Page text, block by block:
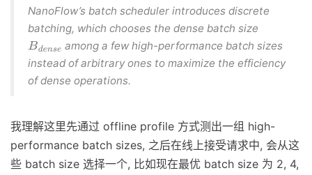
NanoFlow’s batch scheduler introduces discrete
batching, which chooses the dense batch size
Bdenseamong a few high-performance batch sizes
instead of arbitrary ones to maximize the efficiency
of dense operations.
我理解这里先通过 offline profile 方式测出一组 high-
performance batch sizes, 之后在线上接受请求中, 会从这
些 batch size 选择一个, 比如现在最优 batch size 为 2, 4,